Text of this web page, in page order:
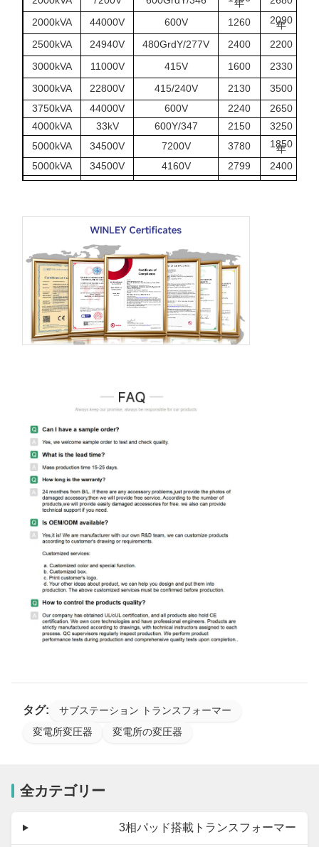
年
2000kVA
44000V 600V 1260 2090
年
2500kVA
24940V 480GrdY/277V 2400 2200
3000kVA
11000V 415V 1600 2330
3000kVA
22800V 415/240V 2130 3500
3750kVA
44000V 600V 2240 2650
4000kVA
33kV 600Y/347 2150 3250
5000kVA
34500V 7200V 3780 1850
年
5000kVA
34500V 4160V 2799 2400
6300kVA
35000V 400V 3520 2820
27600
円
タグ:
サブステーション トランスフォーマー
変電所変圧器
変電所の変圧器
全カテゴリー
3相パッド搭載トランスフォーマー